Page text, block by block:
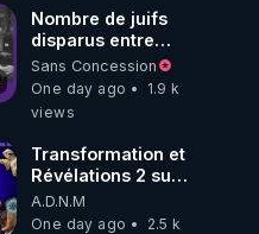
où auront-t-il ?
Nombre de juifs
disparus entre
1941 et 1945
(Réponse à mes
accusateurs)
Sans Concession
One day ago
1.9 k
views
Transformation et
Révélations 2 sur
2 - live du
07/08/26
A.D.N.M
One day ago
2.5 k